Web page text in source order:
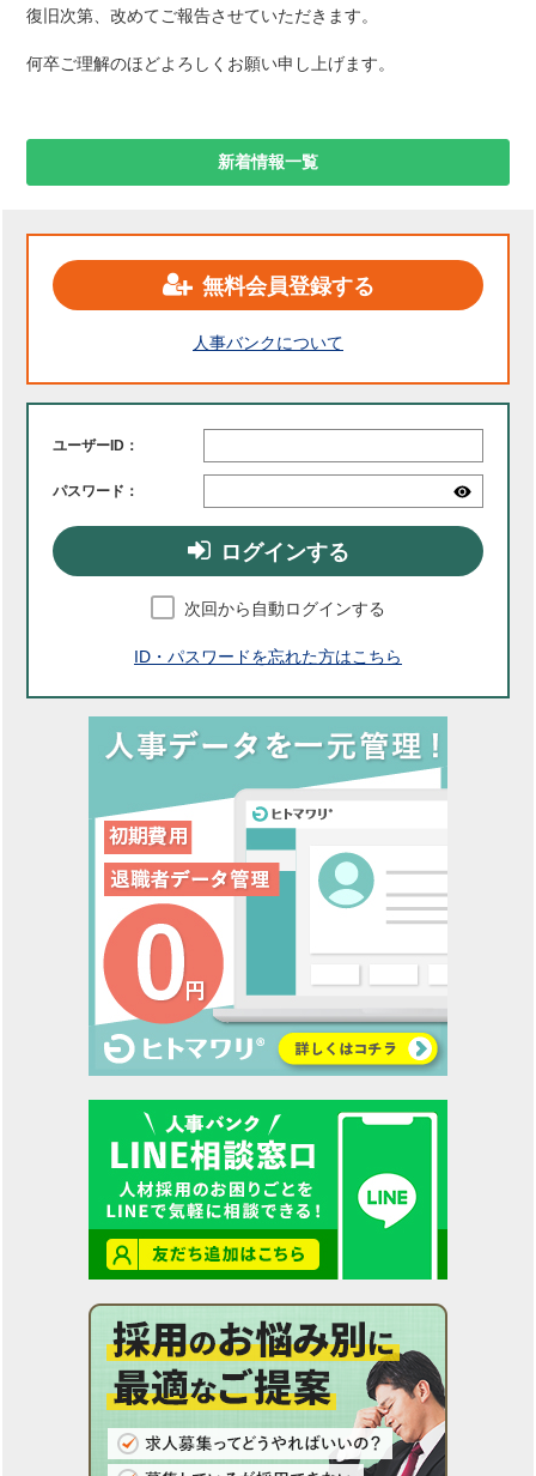
復旧次第、改めてご報告させていただきます。
何卒ご理解のほどよろしくお願い申し上げます。
新着情報一覧
無料会員登録する
人事バンクについて
ユーザーID：
パスワード：
ログインする
次回から自動ログインする
ID・パスワードを忘れた方はこちら